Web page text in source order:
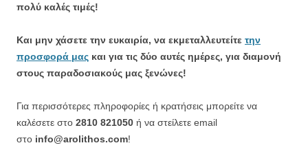
πολύ καλές τιμές!
Και μην χάσετε την ευκαιρία, να εκμεταλλευτείτε την
προσφορά μας και για τις δύο αυτές ημέρες, για διαμονή
στους παραδοσιακούς μας ξενώνες!
Για περισσότερες πληροφορίες ή κρατήσεις μπορείτε να
καλέσετε στο 2810 821050 ή να στείλετε email
στο info@arolithos.com!